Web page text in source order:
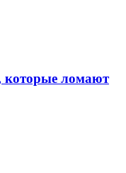
которые ломают